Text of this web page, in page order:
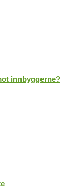
innbyggerne?